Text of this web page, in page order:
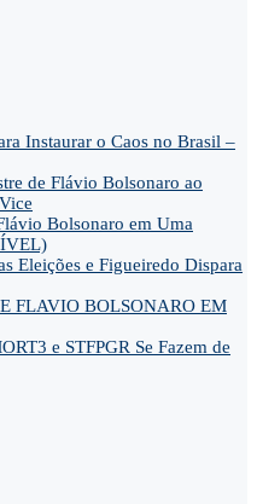
Instaurar o Caos no Brasil –
de Flávio Bolsonaro ao
Bolsonaro em Uma
Eleições e Figueiredo Dispara
FLAVIO BOLSONARO EM
e STFPGR Se Fazem de